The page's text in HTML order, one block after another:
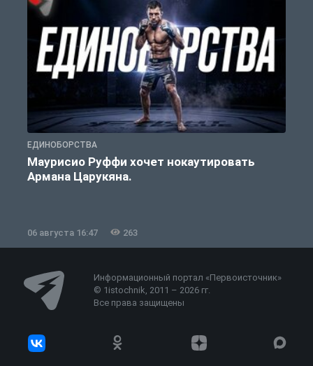
ЕДИНОБОРСТВА
Маурисио Руффи хочет нокаутировать
Армана Царукяна.
06 августа 16:47 263
Информационный портал «Первоисточник»
© 1istochnik, 2011 – 2026 гг.
Все права защищены